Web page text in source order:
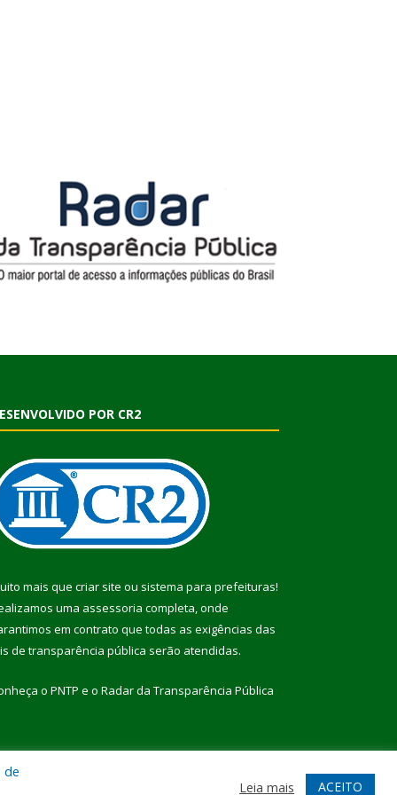
POR CR2
mais que criar site ou sistema para prefeituras!
uma assessoria completa, onde
em contrato que todas as exigências das
de transparência pública serão atendidas.
o PNTP e o Radar da Transparência Pública
Acessar Webmail
de
Leia mais ACEITO